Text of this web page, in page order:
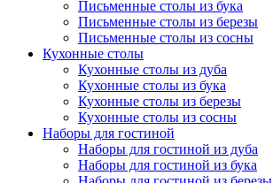
Письменные столы из бука
Письменные столы из березы
Письменные столы из сосны
Кухонные столы
Кухонные столы из дуба
Кухонные столы из бука
Кухонные столы из березы
Кухонные столы из сосны
Наборы для гостиной
Наборы для гостиной из дуба
Наборы для гостиной из бука